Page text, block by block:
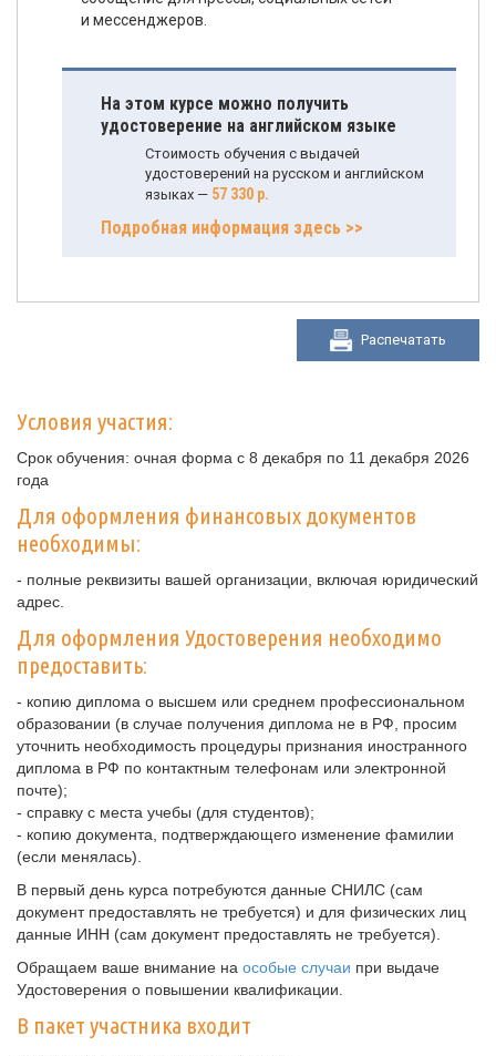
и мессенджеров.
На этом курсе можно получить
удостоверение на английском языке
Стоимость обучения с выдачей
удостоверений на русском и английском
языках — 57 330 р.
Подробная информация здесь >>
Распечатать
Условия участия:
Срок обучения: очная форма с 8 декабря по 11 декабря 2026
года
Для оформления финансовых документов
необходимы:
- полные реквизиты вашей организации, включая юридический
адрес.
Для оформления Удостоверения необходимо
предоставить:
- копию диплома о высшем или среднем профессиональном
образовании (в случае получения диплома не в РФ, просим
уточнить необходимость процедуры признания иностранного
диплома в РФ по контактным телефонам или электронной
почте);
- справку с места учебы (для студентов);
- копию документа, подтверждающего изменение фамилии
(если менялась).
В первый день курса потребуются данные СНИЛС (сам
документ предоставлять не требуется) и для физических лиц
данные ИНН (сам документ предоставлять не требуется).
Обращаем ваше внимание на особые случаи при выдаче
Удостоверения о повышении квалификации.
В пакет участника входит